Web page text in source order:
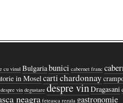
cu vinul Bulgariabunici cabernet franc
in Mosel cartichardonnay
vin degustare despre vinDragasani
neagra feteasca regala gastronomie